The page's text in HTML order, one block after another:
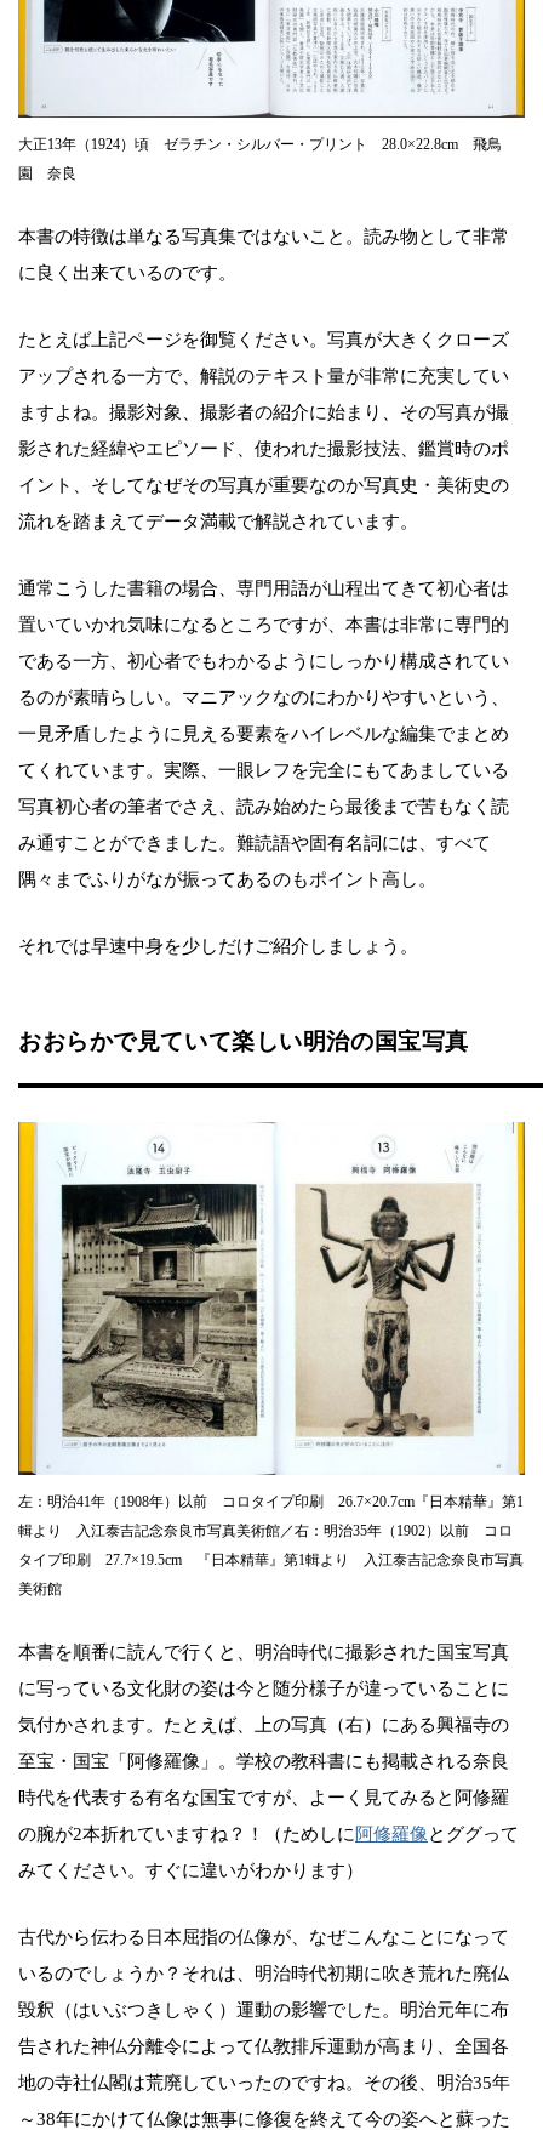
大正13年（1924）頃 ゼラチン・シルバー・プリント 28.0×22.8cm 飛鳥
園 奈良
本書の特徴は単なる写真集ではないこと。読み物として非常
に良く出来ているのです。
たとえば上記ページを御覧ください。写真が大きくクローズ
アップされる一方で、解説のテキスト量が非常に充実してい
ますよね。撮影対象、撮影者の紹介に始まり、その写真が撮
影された経緯やエピソード、使われた撮影技法、鑑賞時のポ
イント、そしてなぜその写真が重要なのか写真史・美術史の
流れを踏まえてデータ満載で解説されています。
通常こうした書籍の場合、専門用語が山程出てきて初心者は
置いていかれ気味になるところですが、本書は非常に専門的
である一方、初心者でもわかるようにしっかり構成されてい
るのが素晴らしい。マニアックなのにわかりやすいという、
一見矛盾したように見える要素をハイレベルな編集でまとめ
てくれています。実際、一眼レフを完全にもてあましている
写真初心者の筆者でさえ、読み始めたら最後まで苦もなく読
み通すことができました。難読語や固有名詞には、すべて
隅々までふりがなが振ってあるのもポイント高し。
それでは早速中身を少しだけご紹介しましょう。
おおらかで見ていて楽しい明治の国宝写真
左：明治41年（1908年）以前 コロタイプ印刷 26.7×20.7cm『日本精華』第1
輯より 入江泰吉記念奈良市写真美術館／右：明治35年（1902）以前 コロ
タイプ印刷 27.7×19.5cm 『日本精華』第1輯より 入江泰吉記念奈良市写真
美術館
本書を順番に読んで行くと、明治時代に撮影された国宝写真
に写っている文化財の姿は今と随分様子が違っていることに
気付かされます。たとえば、上の写真（右）にある興福寺の
至宝・国宝「阿修羅像」。学校の教科書にも掲載される奈良
時代を代表する有名な国宝ですが、よーく見てみると阿修羅
の腕が2本折れていますね？！（ためしに阿修羅像とググって
みてください。すぐに違いがわかります）
古代から伝わる日本屈指の仏像が、なぜこんなことになって
いるのでしょうか？それは、明治時代初期に吹き荒れた廃仏
毀釈（はいぶつきしゃく）運動の影響でした。明治元年に布
告された神仏分離令によって仏教排斥運動が高まり、全国各
地の寺社仏閣は荒廃していったのですね。その後、明治35年
～38年にかけて仏像は無事に修復を終えて今の姿へと蘇った